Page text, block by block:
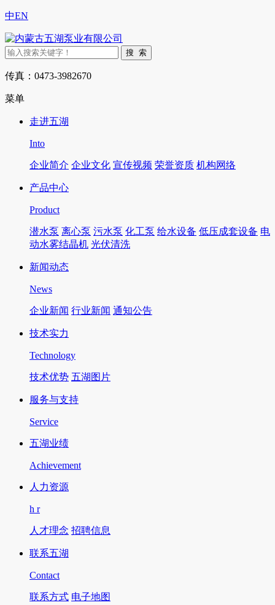
中EN
传真：0473-3982670
菜单
走进五湖
Into
企业简介 企业文化 宣传视频 荣誉资质 机构网络
产品中心
Product
潜水泵 离心泵 污水泵 化工泵 给水设备 低压成套设备 电
动水雾结晶机 光伏清洗
新闻动态
News
企业新闻 行业新闻 通知公告
技术实力
Technology
技术优势 五湖图片
服务与支持
Service
五湖业绩
Achievement
人力资源
h r
人才理念 招聘信息
联系五湖
Contact
联系方式 电子地图